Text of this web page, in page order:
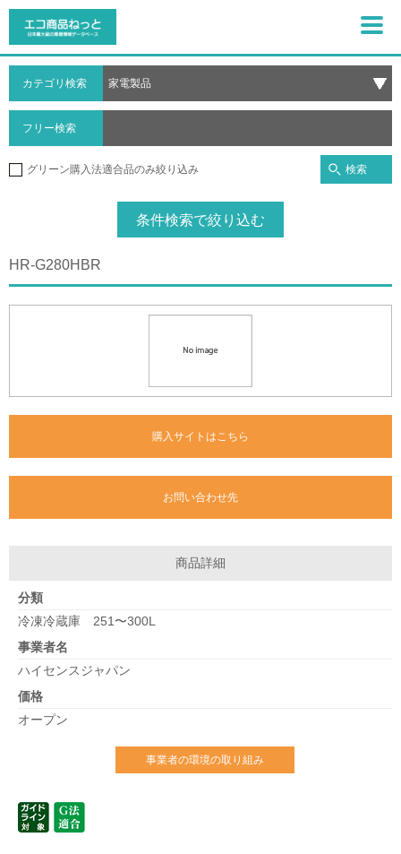
カテゴリ検索
フリー検索
グリーン購入法適合品のみ絞り込み 検索
条件検索で絞り込む
HR-G280HBR
購入サイトはこちら
お問い合わせ先
商品詳細
分類
冷凍冷蔵庫 251〜300L
事業者名
ハイセンスジャパン
価格
オープン
事業者の環境の取り組み